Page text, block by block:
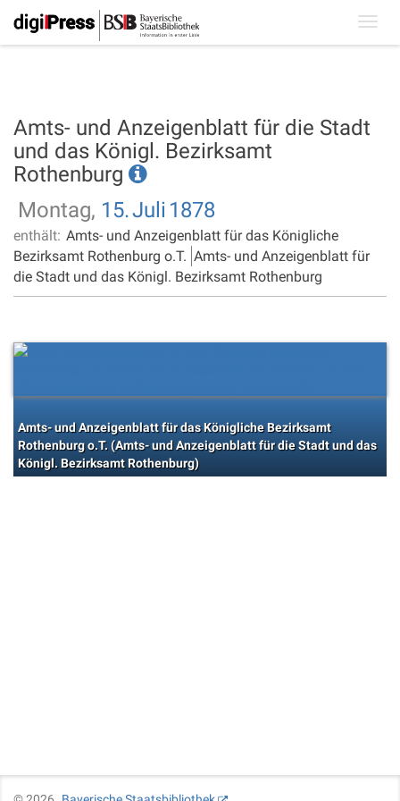
Amts- und Anzeigenblatt für die Stadt
und das Königl. Bezirksamt
Rothenburg
Montag, 15.Juli 1878
enthält: Amts- und Anzeigenblatt für das Königliche
Bezirksamt Rothenburg o.T. Amts- und Anzeigenblatt für
die Stadt und das Königl. Bezirksamt Rothenburg
Amts- und Anzeigenblatt für das Königliche Bezirksamt
Rothenburg o.T. (Amts- und Anzeigenblatt für die Stadt und das
Königl. Bezirksamt Rothenburg)